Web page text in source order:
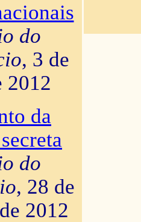
do
, 3 de
2012
da
do
, 28 de
2012